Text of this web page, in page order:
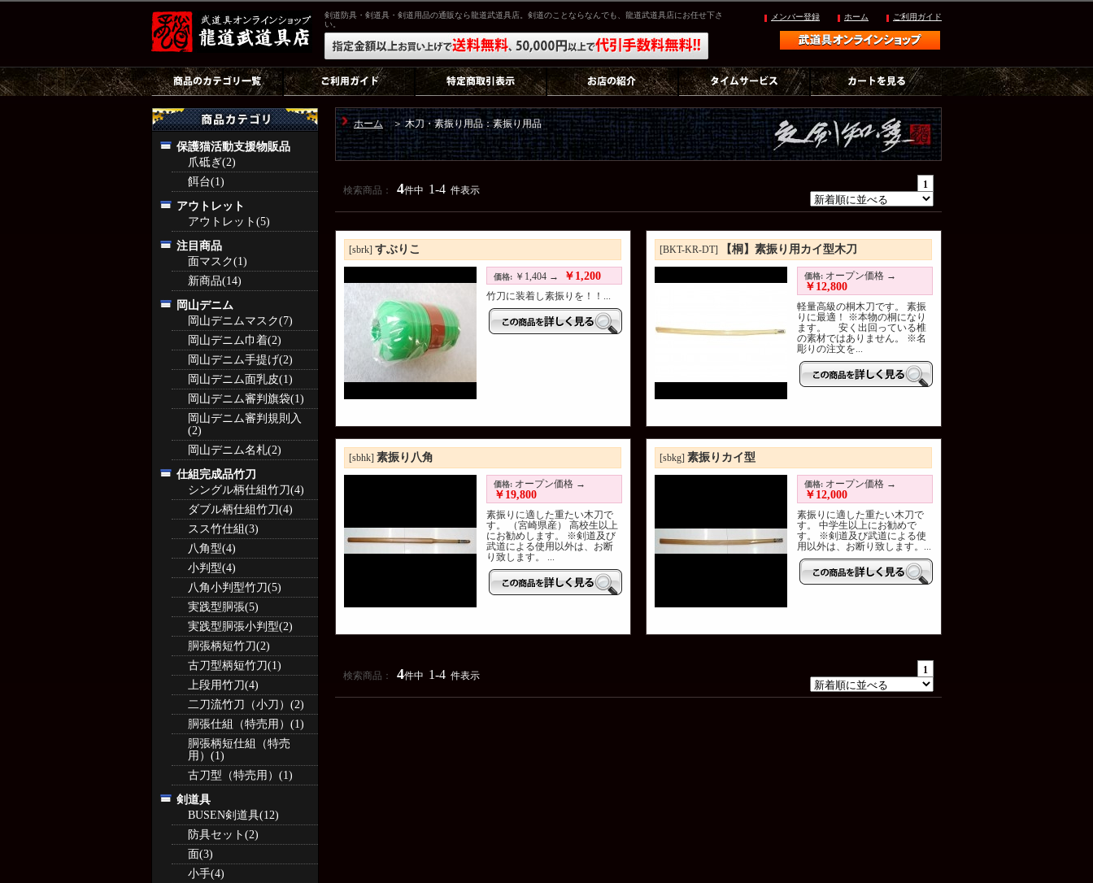
剣道防具・剣道具・剣道用品の通販なら龍道武道具店。剣道のことならなんでも、龍道武道具店にお任せ下さ
い。
ご利用ガイド
ホーム
メンバー登録
ホーム ＞ 木刀・素振り用品：素振り用品
検索商品： 4件中 1-4 件表示 1
[sbrk] すぶりこ
価格: ￥1,404 → ￥1,200
竹刀に装着し素振りを！！...
[BKT-KR-DT] 【桐】素振り用カイ型木刀
価格: オープン価格 →
￥12,800
軽量高級の桐木刀です。 素振
りに最適！ ※本物の桐になり
ます。 安く出回っている椎
の素材ではありません。 ※名
彫りの注文を...
[sbhk] 素振り八角
価格: オープン価格 →
￥19,800
素振りに適した重たい木刀で
す。 （宮崎県産） 高校生以上
にお勧めします。 ※剣道及び
武道による使用以外は、お断
り致します。 ...
[sbkg] 素振りカイ型
価格: オープン価格 →
￥12,000
素振りに適した重たい木刀で
す。 中学生以上にお勧めで
す。 ※剣道及び武道による使
用以外は、お断り致します。...
検索商品： 4件中 1-4 件表示 1
保護猫活動支援物販品
爪砥ぎ(2)
餌台(1)
アウトレット
アウトレット(5)
注目商品
面マスク(1)
新商品(14)
岡山デニム
岡山デニムマスク(7)
岡山デニム巾着(2)
岡山デニム手提げ(2)
岡山デニム面乳皮(1)
岡山デニム審判旗袋(1)
岡山デニム審判規則入
(2)
岡山デニム名札(2)
仕組完成品竹刀
シングル柄仕組竹刀(4)
ダブル柄仕組竹刀(4)
スス竹仕組(3)
八角型(4)
小判型(4)
八角小判型竹刀(5)
実践型胴張(5)
実践型胴張小判型(2)
胴張柄短竹刀(2)
古刀型柄短竹刀(1)
上段用竹刀(4)
二刀流竹刀（小刀）(2)
胴張仕組（特売用）(1)
胴張柄短仕組（特売
用）(1)
古刀型（特売用）(1)
剣道具
BUSEN剣道具(12)
防具セット(2)
面(3)
小手(4)